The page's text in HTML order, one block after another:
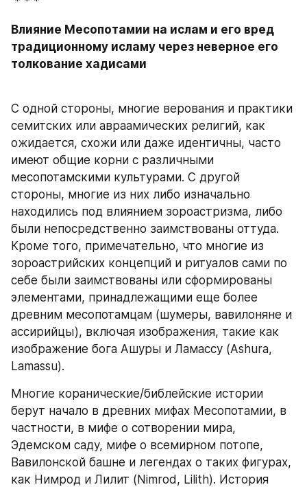
Влияние Месопотамии на ислам и его вред
традиционному исламу через неверное его
толкование хадисами
С одной стороны, многие верования и практики
семитских или авраамических религий, как
ожидается, схожи или даже идентичны, часто
имеют общие корни с различными
месопотамскими культурами. С другой
стороны, многие из них либо изначально
находились под влиянием зороастризма, либо
были непосредственно заимствованы оттуда.
Кроме того, примечательно, что многие из
зороастрийских концепций и ритуалов сами по
себе были заимствованы или сформированы
элементами, принадлежащими еще более
древним месопотамцам (шумеры, вавилоняне и
ассирийцы), включая изображения, такие как
изображение бога Ашуры и Ламассу (Ashura,
Lamassu).
Многие коранические/библейские истории
берут начало в древних мифах Месопотамии, в
частности, в мифе о сотворении мира,
Эдемском саду, мифе о всемирном потопе,
Вавилонской башне и легендах о таких фигурах,
как Нимрод и Лилит (Nimrod, Lilith). История